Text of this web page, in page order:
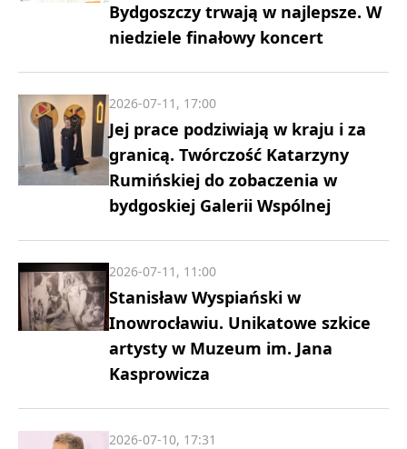
Bydgoszczy trwają w najlepsze. W
niedziele finałowy koncert
Jej prace podziwiają w kraju i za
granicą. Twórczość Katarzyny
Rumińskiej do zobaczenia w
bydgoskiej Galerii Wspólnej
2026-07-11, 17:00
Stanisław Wyspiański w
Inowrocławiu. Unikatowe szkice
artysty w Muzeum im. Jana
Kasprowicza
2026-07-11, 11:00
2026-07-10, 17:31